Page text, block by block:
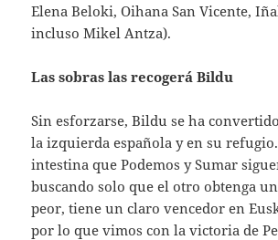
Elena Beloki, Oihana San Vicente,
incluso Mikel Antza).
Las sobras las recogerá Bildu
Sin esforzarse, Bildu se ha
la izquierda española y en su
intestina que Podemos y Sumar
buscando solo que el otro obtenga
peor, tiene un claro vencedor en
por lo que vimos con la victoria de